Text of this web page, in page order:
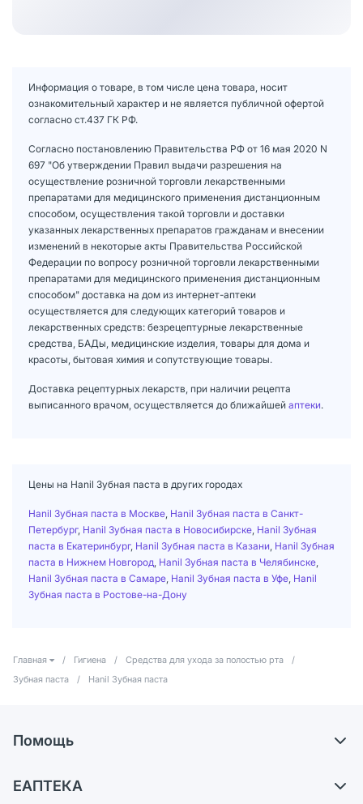
Информация о товаре, в том числе цена товара, носит
ознакомительный характер и не является публичной офертой
согласно ст.437 ГК РФ.
Согласно постановлению Правительства РФ от 16 мая 2020 N
697 "Об утверждении Правил выдачи разрешения на
осуществление розничной торговли лекарственными
препаратами для медицинского применения дистанционным
способом, осуществления такой торговли и доставки
указанных лекарственных препаратов гражданам и внесении
изменений в некоторые акты Правительства Российской
Федерации по вопросу розничной торговли лекарственными
препаратами для медицинского применения дистанционным
способом" доставка на дом из интернет-аптеки
осуществляется для следующих категорий товаров и
лекарственных средств: безрецептурные лекарственные
средства, БАДы, медицинские изделия, товары для дома и
красоты, бытовая химия и сопутствующие товары.
Доставка рецептурных лекарств, при наличии рецепта
выписанного врачом, осуществляется до ближайшей аптеки.
Цены на Hanil Зубная паста в других городах
Hanil Зубная паста в Москве Hanil Зубная паста в Санкт-
Петербург, Hanil Зубная паста в Новосибирске Hanil Зубная
паста в Екатеринбург, Hanil Зубная паста в Казани Hanil Зубная
паста в Нижнем Новгород Hanil Зубная паста в Челябинске
Hanil Зубная паста в Самаре Hanil Зубная паста в Уфе Hanil
Зубная паста в Ростове-на-Дону
Главная / Гигиена / Средства для ухода за полостью рта
/
Зубная паста
/ Hanil Зубная паста
Помощь
Самовывоз из аптек
ЕАПТЕКА